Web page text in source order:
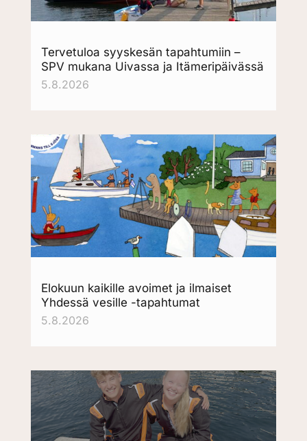
Tervetuloa syyskesän tapahtumiin –
SPV mukana Uivassa ja Itämeripäivässä
5.8.2026
Elokuun kaikille avoimet ja ilmaiset
Yhdessä vesille -tapahtumat
5.8.2026